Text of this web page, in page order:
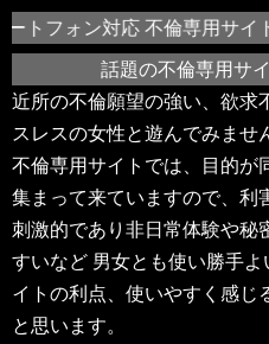
トフォン対応 不倫専用サイ
話題の不倫専用サ
近所の不倫願望の強い、欲求
スレスの女性と遊んでみませ
不倫専用サイトでは、目的が
集まって来ていますので、利
刺激的であり非日常体験や秘
すいなど 男女とも使い勝手よ
イトの利点、使いやすく感じ
と思います。